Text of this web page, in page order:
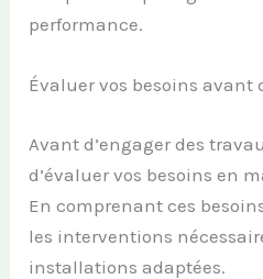
performance.
Évaluer vos besoins avant
Avant d’engager des
d’évaluer vos besoins en
En comprenant ces
les interventions
installations adaptées.